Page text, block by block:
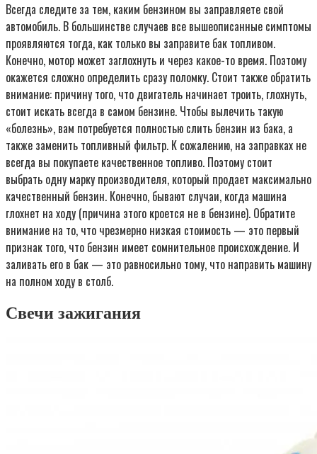
Всегда следите за тем, каким бензином вы заправляете свой
автомобиль. В большинстве случаев все вышеописанные симптомы
проявляются тогда, как только вы заправите бак топливом.
Конечно, мотор может заглохнуть и через какое-то время. Поэтому
окажется сложно определить сразу поломку. Стоит также обратить
внимание: причину того, что двигатель начинает троить, глохнуть,
стоит искать всегда в самом бензине. Чтобы вылечить такую
«болезнь», вам потребуется полностью слить бензин из бака, а
также заменить топливный фильтр. К сожалению, на заправках не
всегда вы покупаете качественное топливо. Поэтому стоит
выбрать одну марку производителя, который продает максимально
качественный бензин. Конечно, бывают случаи, когда машина
глохнет на ходу (причина этого кроется не в бензине). Обратите
внимание на то, что чрезмерно низкая стоимость — это первый
признак того, что бензин имеет сомнительное происхождение. И
заливать его в бак — это равносильно тому, что направить машину
на полном ходу в столб.
Свечи зажигания